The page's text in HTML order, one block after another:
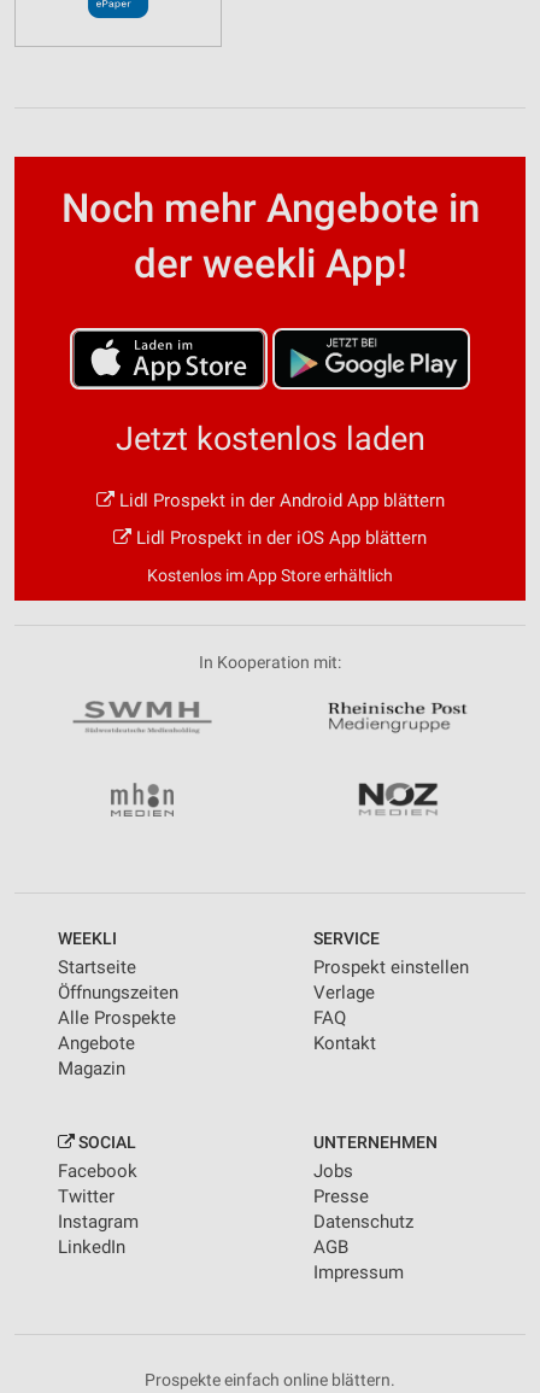
Noch mehr Angebote in
der weekli App!
Jetzt kostenlos laden
Lidl Prospekt in der Android App blättern
Lidl Prospekt in der iOS App blättern
Kostenlos im App Store erhältlich
In Kooperation mit:
WEEKLI
Startseite
Öffnungszeiten
Alle Prospekte
Angebote
Magazin
SERVICE
Prospekt einstellen
Verlage
FAQ
Kontakt
SOCIAL
Facebook
Twitter
Instagram
LinkedIn
UNTERNEHMEN
Jobs
Presse
Datenschutz
AGB
Impressum
Prospekte einfach online blättern.